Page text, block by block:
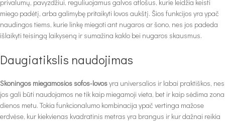
privalumų, pavyzdžiui, reguliuojamus galvos atlošus, kurie leidžia keisti
miego padėtį, arba galimybę pritaikyti lovos aukštį. Šios funkcijos yra ypač
naudingos tiems, kurie linkę miegoti ant nugaros ar šono, nes jos padeda
išlaikyti teisingą laikyseną ir sumažina kaklo bei nugaros skausmus.
Daugiatikslis naudojimas
Skoningos miegamosios sofos-lovosyra universalios ir labai praktiškos, nes
jos gali būti naudojamos ne tik kaip miegamoji vieta, bet ir kaip sėdima zona
dienos metu. Tokia funkcionalumo kombinacija ypač vertinga mažose
erdvėse, kur kiekvienas kvadratinis metras yra brangus ir kur dažnai reikia